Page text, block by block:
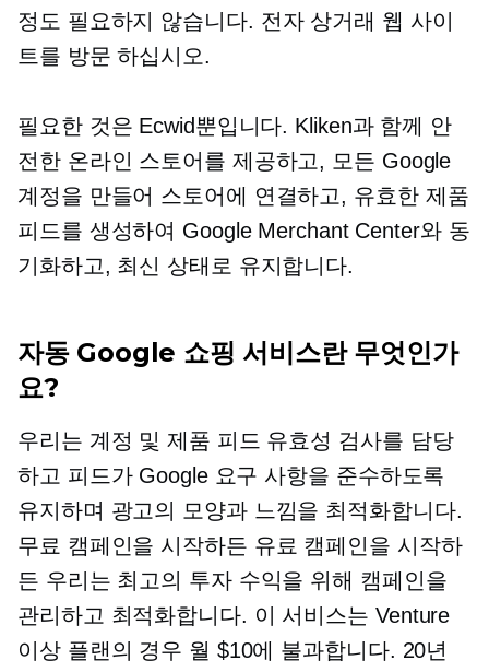
정도 필요하지 않습니다. 전자 상거래 웹 사이
트를 방문 하십시오.
필요한 것은 Ecwid뿐입니다. Kliken과 함께 안
전한 온라인 스토어를 제공하고, 모든 Google
계정을 만들어 스토어에 연결하고, 유효한 제품
피드를 생성하여 Google Merchant Center와 동
기화하고, 최신 상태로 유지합니다.
자동 Google 쇼핑 서비스란 무엇인가
요?
우리는 계정 및 제품 피드 유효성 검사를 담당
하고 피드가 Google 요구 사항을 준수하도록
유지하며 광고의 모양과 느낌을 최적화합니다.
무료 캠페인을 시작하든 유료 캠페인을 시작하
든 우리는 최고의 투자 수익을 위해 캠페인을
관리하고 최적화합니다. 이 서비스는 Venture
이상 플랜의 경우 월 $10에 불과합니다. 20년